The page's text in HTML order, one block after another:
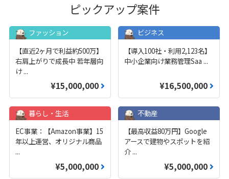
ピックアップ案件
ファッション
【直近2ヶ月で利益約500万】
右肩上がりで成長中 若年層向
け...
¥15,000,000
ビジネス
【導入100社・利用2,123名】
中小企業向け業務管理Saa ...
¥16,500,000
暮らし・生活
EC事業：【Amazon事業】15
年以上運営、オリジナル商品
...
¥5,000,000
不動産
【最高収益80万円】Google
アースで建物やスポットを紹
介 ...
¥5,000,000